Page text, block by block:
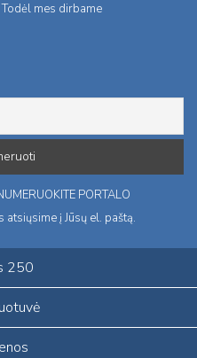
mes dirbame
PORTALO
atsiųsime į Jūsų el. paštą.
250